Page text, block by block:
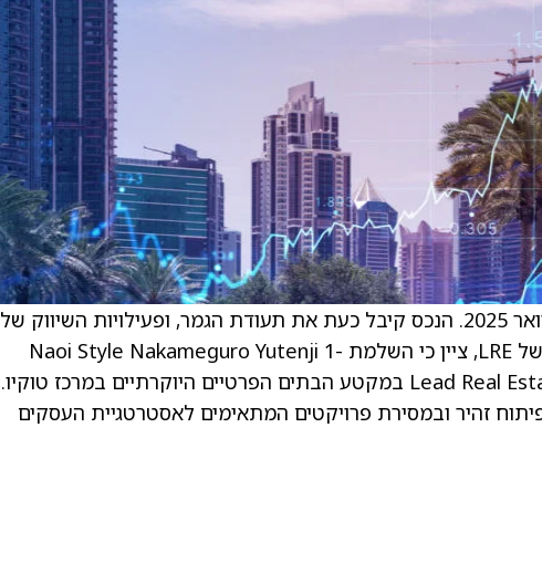
כפי שדווח בעבר, עבודות הבנייה החלו בפברואר 2025. הנכס קיבל כעת את תעודת הגמר, ופעילויות השיווק של
הבתים החלו. . אייג’י נגאהרה, המנהל הראשי של LRE, ציין כי השלמת Naoi Style Nakameguro Yutenji 1-
Chome מדגישה את המשך פעילותה של Lead Real Estate במקטע הבתים הפרטיים היוקרתיים במרכז טוקיו.
זהיר ובמסירת פרויקטים המתאימים לאסטרטגיית העסקים